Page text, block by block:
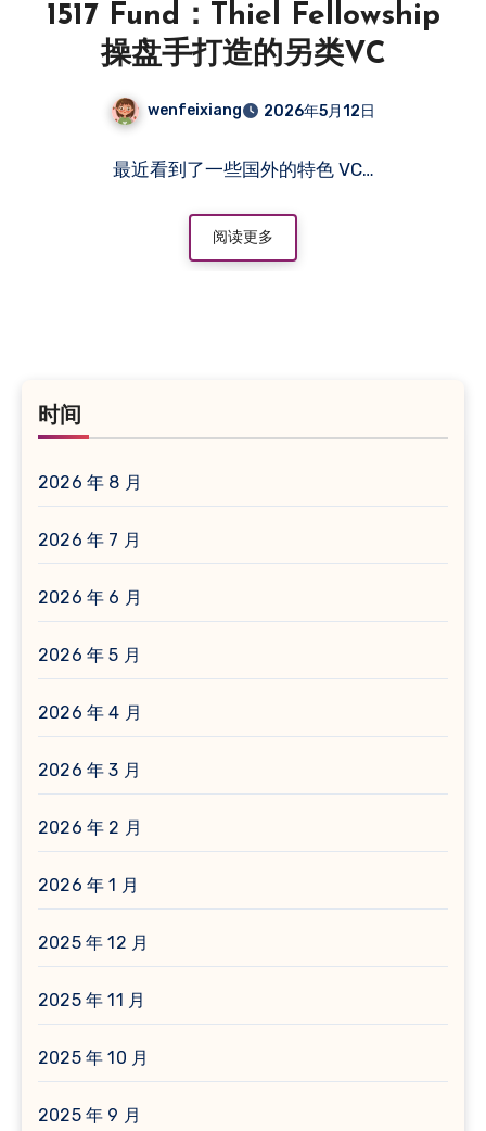
1517 Fund：Thiel Fellowship
操盘手打造的另类VC
wenfeixiang 2026年5月12日
最近看到了一些国外的特色 VC…
阅读更多
时间
2026 年 8 月
2026 年 7 月
2026 年 6 月
2026 年 5 月
2026 年 4 月
2026 年 3 月
2026 年 2 月
2026 年 1 月
2025 年 12 月
2025 年 11 月
2025 年 10 月
2025 年 9 月